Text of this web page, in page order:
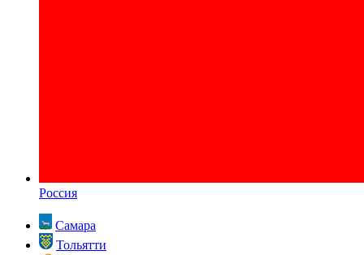
Россия
Самара
Тольятти